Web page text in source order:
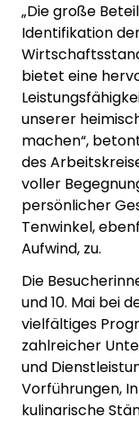
„Die große
Identifikation
bietet eine
unserer
machen“,
des
voller
persönlicher
Tenwinkel,
Aufwind, zu.
Die
und 10. Mai bei
vielfältiges
zahlreicher
und
Vorführungen,
kulinarische